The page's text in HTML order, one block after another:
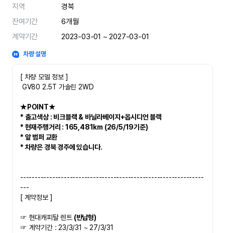
지역
경북
잔여기간
6개월
계약기간
2023-03-01 ~ 2027-03-01
차량 설명
​[ 차량 모델 정보 ]
GV80 2.5T 가솔린 2WD
★POINT★
* 출고색상 : 비크블랙 & 바닐라베이지+옵시디언 블랙
* 현재주행거리 : 165,481km (26/5/19기준)
* 앞 범퍼 교환
* 차량은 경북 경주에 있습니다.
---------------------------------------------------------------
---
[ 계약정보 ]
☞ 현대캐피탈 렌트 (반납형)
☞ 계약기간 : 23/3/31 ~ 27/3/31